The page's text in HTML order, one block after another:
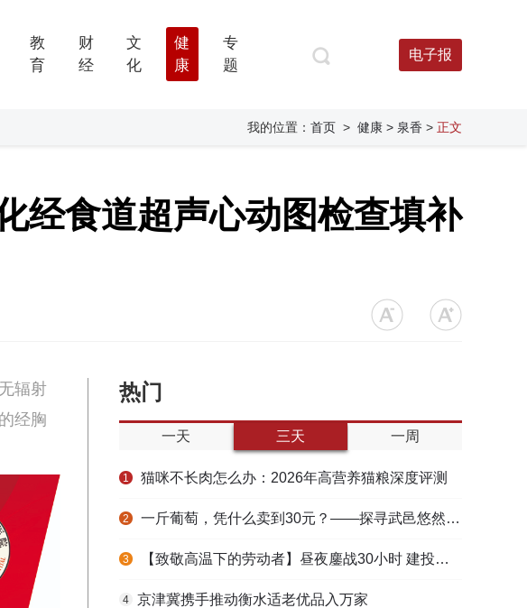
教
育
财
经
文
化
健
康
专
题
电子报
我的位置： 首页 > 健康 > 泉香 > 正文
经食道超声心动图检查填补
辐射
经胸
热门
一天 三天 一周
1 猫咪不长肉怎么办：2026年高营养猫粮深度评测
2 一斤葡萄，凭什么卖到30元？——探寻武邑悠然生态农庄的“高价密码”
3 【致敬高温下的劳动者】昼夜鏖战30小时 建投衡水水务紧急抢修保民生用水
4 ​京津冀携手推动衡水适老优品入万家